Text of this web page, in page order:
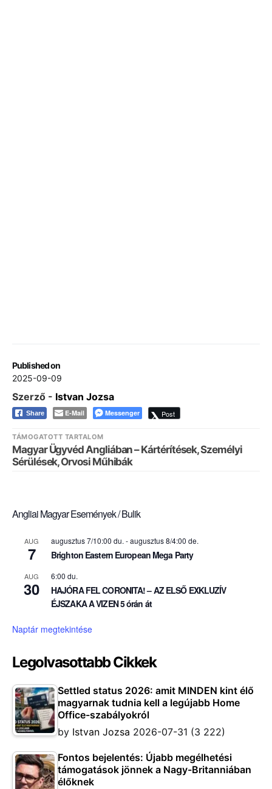
Published on
2025-09-09
Szerző - Istvan Jozsa
Share E-Mail Messenger Post
TÁMOGATOTT TARTALOM
Magyar Ügyvéd Angliában – Kártérítések, Személyi
Sérülések, Orvosi Műhibák
Angliai Magyar Események / Bulik
AUG
7
augusztus 7/10:00 du. -augusztus 8/4:00 de.
Brighton Eastern European Mega Party
AUG
30
6:00 du.
HAJÓRA FEL CORONITA! – AZ ELSŐ EXKLUZÍV
ÉJSZAKA A VIZEN 5 órán át
Naptár megtekintése
Legolvasottabb Cikkek
Settled status 2026: amit MINDEN kint élő
magyarnak tudnia kell a legújabb Home
Office-szabályokról
by Istvan Jozsa 2026-07-31 (3 222)
Fontos bejelentés: Újabb megélhetési
támogatások jönnek a Nagy-Britanniában
élőknek